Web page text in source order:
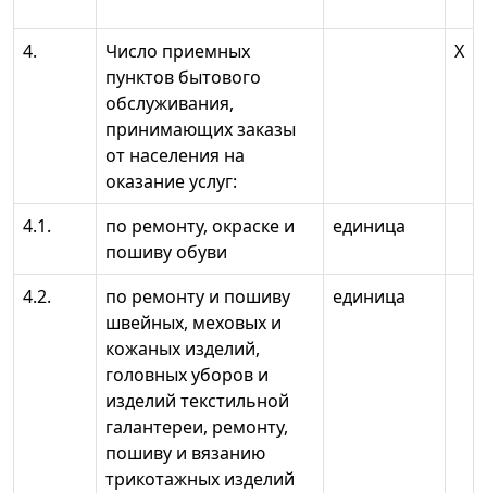
4.
Число приемных
пунктов бытового
обслуживания,
принимающих заказы
от населения на
оказание услуг:
X
4.1.
по ремонту, окраске и
пошиву обуви
единица
4.2.
по ремонту и пошиву
швейных, меховых и
кожаных изделий,
головных уборов и
изделий текстильной
галантереи, ремонту,
пошиву и вязанию
трикотажных изделий
единица